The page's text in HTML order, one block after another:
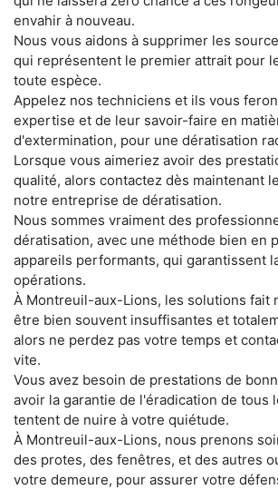
envahir à nouveau.
Nous vous aidons à supprimer les
qui représentent le premier attrait pour
toute espèce.
Appelez nos techniciens et ils vous
expertise et de leur savoir-faire en
d'extermination, pour une dératisation
Lorsque vous aimeriez avoir des
qualité, alors contactez dès maintenant
notre entreprise de dératisation.
Nous sommes vraiment des
dératisation, avec une méthode bien en
appareils performants, qui garantissent
opérations.
À Montreuil-aux-Lions, les solutions fait
être bien souvent insuffisantes et
alors ne perdez pas votre temps et
vite.
Vous avez besoin de prestations de
avoir la garantie de l'éradication de tous
tentent de nuire à votre quiétude.
À Montreuil-aux-Lions, nous prenons
des protes, des fenêtres, et des autres
votre demeure, pour assurer votre